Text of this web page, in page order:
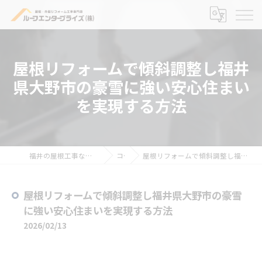
屋根リフォームで傾斜調整し福井
県大野市の豪雪に強い安心住まい
を実現する方法
福井の屋根工事ならルーフエンタープライズ株式会社 コラム 屋根リフォームで傾斜調整し福井県大野市の豪雪に強い安心住まいを実現する方法
屋根リフォームで傾斜調整し福井県大野市の豪雪
に強い安心住まいを実現する方法
2026/02/13